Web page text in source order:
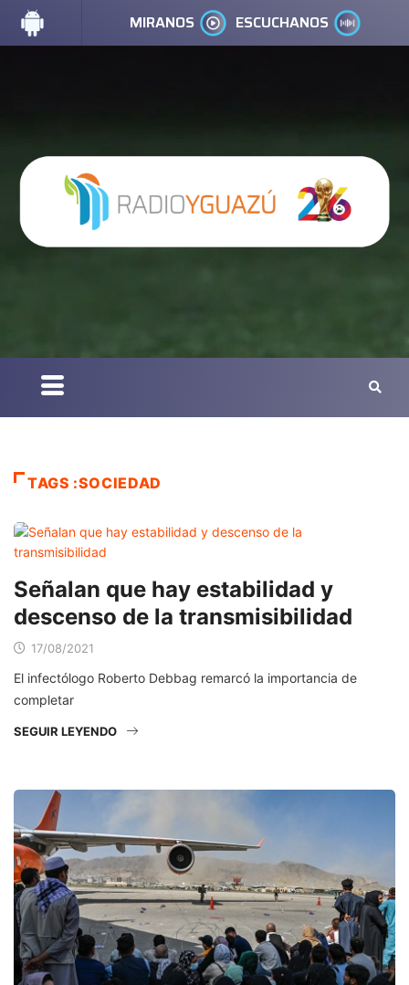
MIRANOS ESCUCHANOS
TAGS :SOCIEDAD
Señalan que hay estabilidad y
descenso de la transmisibilidad
17/08/2021
El infectólogo Roberto Debbag remarcó la importancia de
completar
SEGUIR LEYENDO